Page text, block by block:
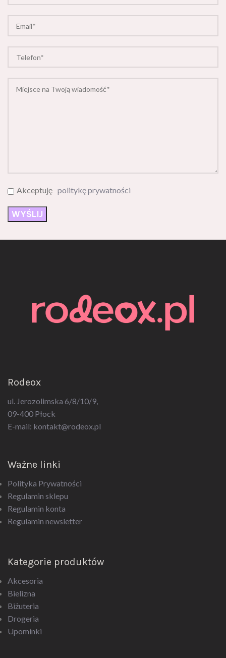
Akceptuję politykę prywatności
Rodeox
ul. Jerozolimska 6/8/10/9,
09-400 Płock
E-mail: kontakt@rodeox.pl
Ważne linki
Polityka Prywatności
Regulamin sklepu
Regulamin konta
Regulamin newsletter
Kategorie produktów
Akcesoria
Bielizna
Biżuteria
Drogeria
Upominki